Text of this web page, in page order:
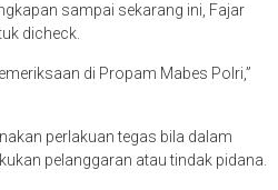
sampai sekarang ini, Fajar
dicheck.
di Propam Mabes Polri,”
perlakuan tegas bila dalam
pelanggaran atau tindak pidana.